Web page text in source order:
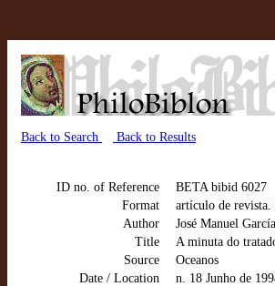
Back to Search Back to Results
ID no. of Reference
BETA bibid 6027
Format
artículo de revista.
Author
José Manuel García
Title
A minuta do
Source
Oceanos
Date / Location
n. 18 Junho de